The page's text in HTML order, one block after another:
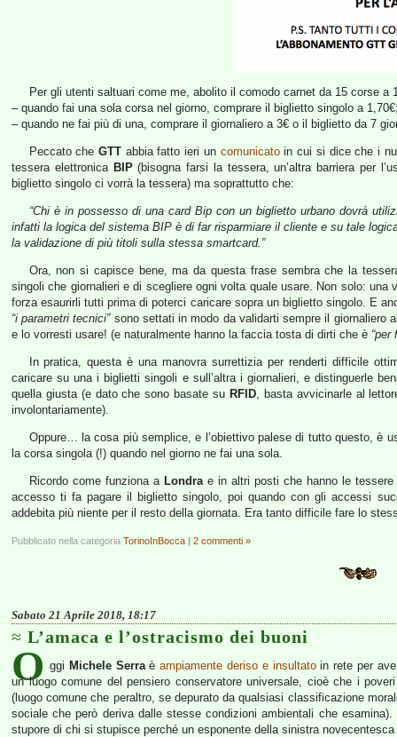
Per gli utenti saltuari come me, abolito il comodo carnet da 15 corse a
– quando fai una sola corsa nel giorno, comprare il biglietto singolo a
– quando ne fai più di una, comprare il giornaliero a 3€ o il biglietto da 7
Peccato che GTTabbia fatto ieri un comunicatoin cui si dice che i
tessera elettronica BIP(bisogna farsi la tessera, un’altra barriera per
biglietto singolo ci vorrà la tessera) ma soprattutto che:
“Chi è in possesso di una card Bip con un biglietto urbano dovrà
infatti la logica del sistema BIP è di far risparmiare il cliente e su tale
la validazione di più titoli sulla stessa smartcard.”
Ora, non si capisce bene, ma da questa frase sembra che la
singoli che giornalieri e di scegliere ogni volta quale usare. Non solo:
forza esaurirli tutti prima di poterci caricare sopra un biglietto singolo. E
“i parametri tecnici”sono settati in modo da validarti sempre il giornaliero
e lo vorresti usare! (e naturalmente hanno la faccia tosta di dirti che è “per
In pratica, questa è una manovra surrettizia per renderti difficile
caricare su una i biglietti singoli e sull’altra i giornalieri, e distinguerle
quella giusta (e dato che sono basate su RFID, basta avvicinarle al
involontariamente).
Oppure… la cosa più semplice, e l’obiettivo palese di tutto questo, è
la corsa singola (!) quando nel giorno ne fai una sola.
Ricordo come funziona a Londrae in altri posti che hanno le
accesso ti fa pagare il biglietto singolo, poi quando con gli accessi
addebita più niente per il resto della giornata. Era tanto difficile fare lo
Pubblicato nella categoria TorinoInBocca | 2 commenti »
Sabato 21 Aprile 2018, 18:17
L’amaca e l’ostracismo dei buoni
O ggi Michele Serraèampiamente deriso e insultatoin rete per
un luogo comune del pensiero conservatore universale, cioè che i
(luogo comune che peraltro, se depurato da qualsiasi classificazione
sociale che però deriva dalle stesse condizioni ambientali che
stupore di chi si stupisce perché un esponente della sinistra